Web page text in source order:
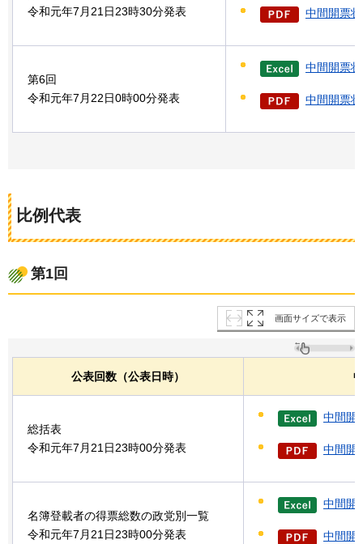
令和元年7月21日23時30分発表
中間開票
第6回
令和元年7月22日0時00分発表
中間開票
中間開票
比例代表
第1回
画面サイズで表示
公表回数（公表日時）
総括表
令和元年7月21日23時00分発表
中間開
中間開
名簿登載者の得票総数の政党別一覧
令和元年7月21日23時00分発表
中間開
中間開